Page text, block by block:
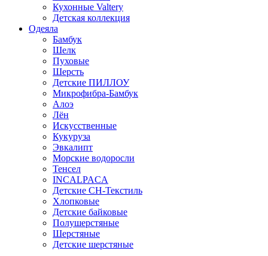
Кухонные Valtery
Детская коллекция
Одеяла
Бамбук
Шелк
Пуховые
Шерсть
Детские ПИЛЛОУ
Микрофибра-Бамбук
Алоэ
Лён
Искусственные
Кукуруза
Эвкалипт
Морские водоросли
Тенсел
INCALPACA
Детские СН-Текстиль
Хлопковые
Детские байковые
Полушерстяные
Шерстяные
Детские шерстяные